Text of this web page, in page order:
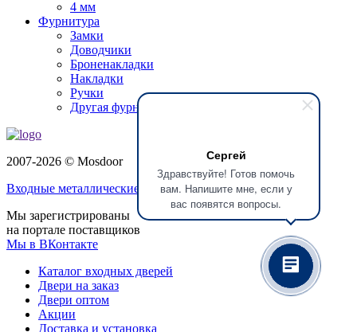
Сергей
Здравствуйте! Готов помочь
вам. Напишите мне, если у
вас появятся вопросы.
4 мм
Фурнитура
Замки
Доводчики
Броненакладки
Накладки
Ручки
Другая фурнитура
2007-2026 © Mosdoor
Входные металлические дверив Раменском
Мы зарегистрированы
на портале поставщиков
Мы в ВКонтакте
Каталог входных дверей
Двери на заказ
Двери оптом
Акции
Доставка и установка